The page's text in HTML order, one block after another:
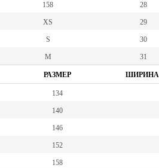
158 28
XS 29
S 30
M 31
РАЗМЕР ШИРИНА
134
140
146
152
158